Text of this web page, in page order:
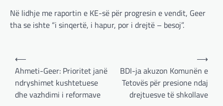
Në lidhje me raportin e KE-së për progresin e vendit, Geer
tha se ishte “i sinqertë, i hapur, por i drejtë – besoj”.
Post
navigation
⟵
Ahmeti-Geer: Prioritet janë
ndryshimet kushtetuese
dhe vazhdimi i reformave
BDI-ja akuzon Komunën e
Tetovës për presione ndaj
drejtuesve të shkollave
⟶
BOTA,LAJME MË TË FUNDIT,OPINIONE,